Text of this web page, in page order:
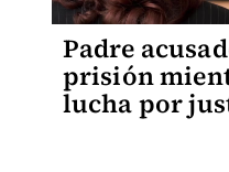
Padre
prisión
lucha por